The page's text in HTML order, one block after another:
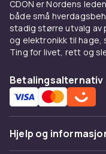
CDON er Nordens
både små
stadig større utvalg av
og elektronikk til
Ting for livet, rett og
Betalingsalternativ
Hjelp og